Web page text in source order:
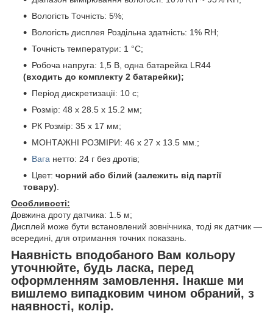
Вологість Точність: 5%;
Вологість дисплея Роздільна здатність: 1% RH;
Точність температури: 1 °C;
Робоча напруга: 1,5 В, одна батарейка LR44
(входить до комплекту 2 батарейки);
Період дискретизації: 10 c;
Розмір: 48 x 28.5 x 15.2 мм;
РК Розмір: 35 x 17 мм;
МОНТАЖНІ РОЗМІРИ: 46 x 27 x 13.5 мм.;
Вага нетто: 24 г без дротів;
Цвет: чорний або білий (залежить від партії
товару)
Особливості:
Довжина дроту датчика: 1.5 м;
Дисплей може бути встановлений зовнічника, тоді як датчик —
всередині, для отримання точних показань.
Наявність вподобаного Вам кольору
уточнюйте, будь ласка, перед
оформленням замовлення. Інакше ми
вишлемо випадковим чином обраний, з
наявності, колір.